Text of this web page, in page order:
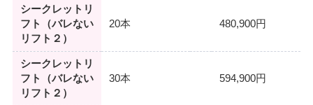
シークレットリ
フト（バレない
リフト２）
20本 480,900円
シークレットリ
フト（バレない
リフト２）
30本 594,900円